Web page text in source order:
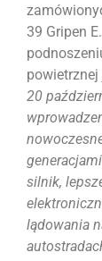
39 Gripen
powietrznej
20
silnik,
lądowania